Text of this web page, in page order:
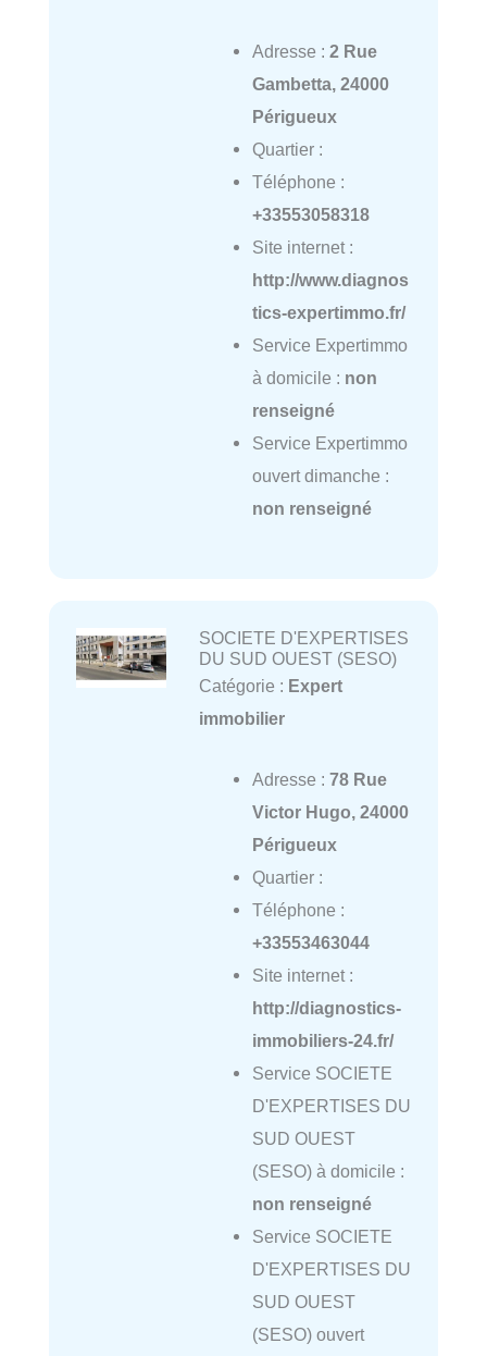
Adresse : 2 Rue
Gambetta, 24000
Périgueux
Quartier :
Téléphone :
+33553058318
Site internet :
http://www.diagnos
tics-expertimmo.fr/
Service Expertimmo
à domicile : non
renseigné
Service Expertimmo
ouvert dimanche :
non renseigné
SOCIETE D'EXPERTISES
DU SUD OUEST (SESO)
Catégorie : Expert
immobilier
Adresse : 78 Rue
Victor Hugo, 24000
Périgueux
Quartier :
Téléphone :
+33553463044
Site internet :
http://diagnostics-
immobiliers-24.fr/
Service SOCIETE
D'EXPERTISES DU
SUD OUEST
(SESO) à domicile :
non renseigné
Service SOCIETE
D'EXPERTISES DU
SUD OUEST
(SESO) ouvert